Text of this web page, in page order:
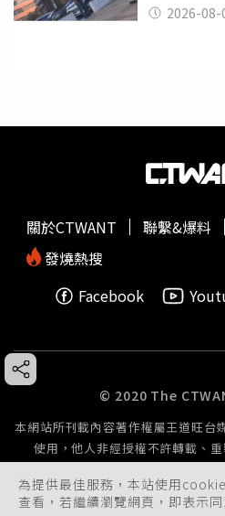
2026-08-
為提供最佳服務，本站使用
查看，若繼續瀏覽網頁，即表示
關於CTWANT 聯繫&爆料
發燒熱搜
Facebook
© 2020 The
本網站所刊載內容著作權屬王道旺台
使用，他人非經授權不許轉載、